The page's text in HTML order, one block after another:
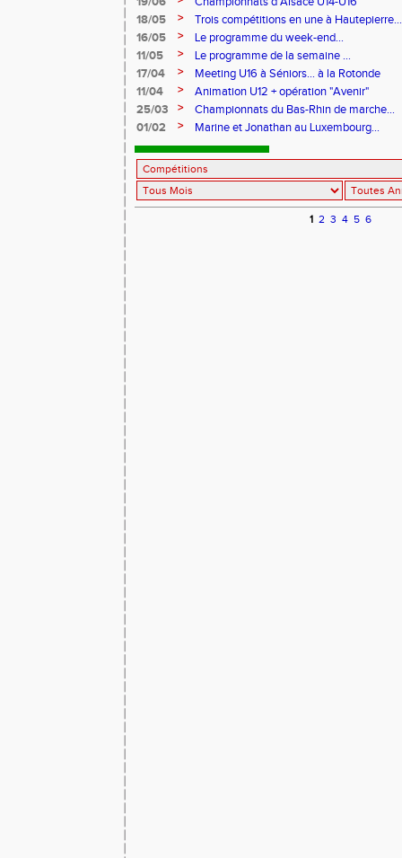
18/05
>
Trois compétitions en une à Hautepierre...
16/05
>
Le programme du week-end...
11/05
>
Le programme de la semaine ...
17/04
>
Meeting U16 à Séniors... à la Rotonde
11/04
>
Animation U12 + opération "Avenir"
25/03
>
Championnats du Bas-Rhin de marche...
01/02
> Marine et Jonathan au Luxembourg...
1 2 3 4 5 6